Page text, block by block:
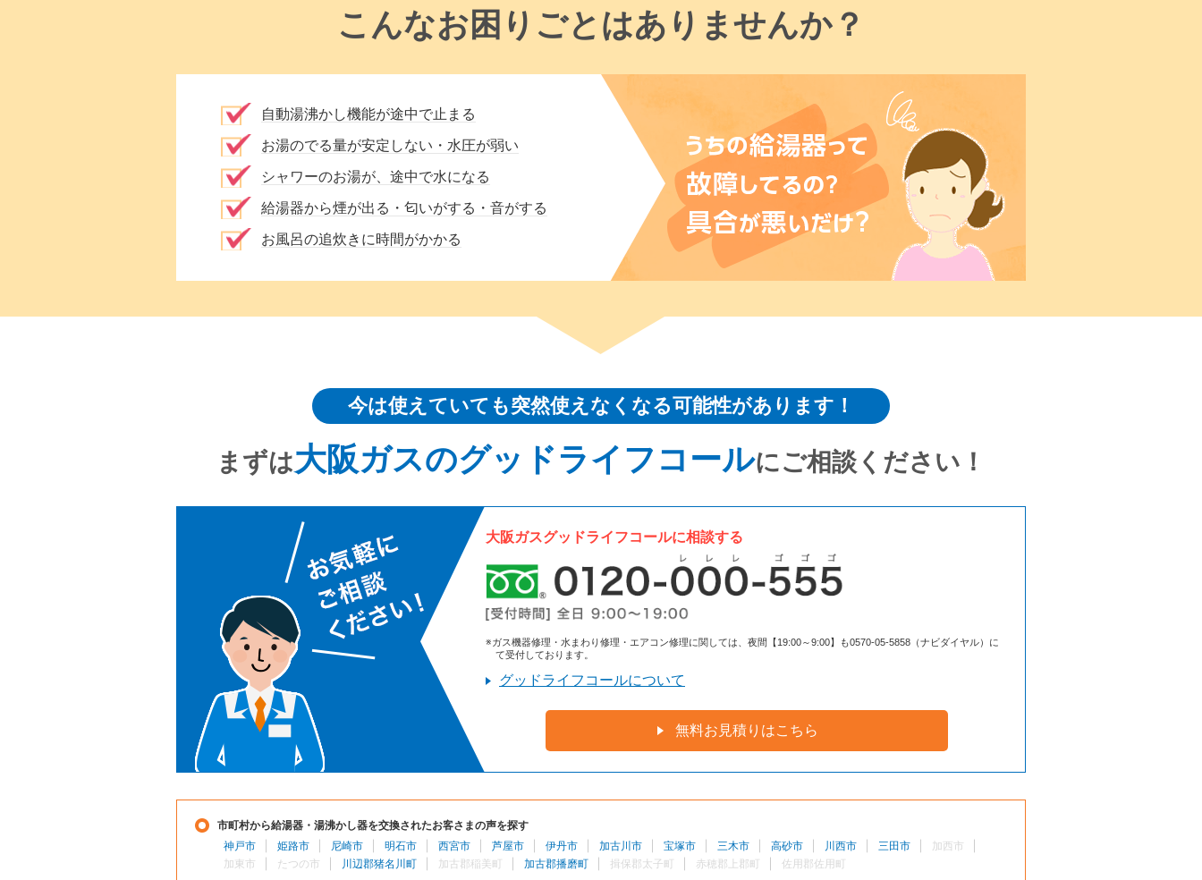
こんなお困りごとはありませんか？
自動湯沸かし機能が途中で止まる
お湯のでる量が安定しない・水圧が弱い
シャワーのお湯が、途中で水になる
給湯器から煙が出る・匂いがする・音がする
お風呂の追炊きに時間がかかる
今は使えていても突然使えなくなる可能性があります！
まずは大阪ガスのグッドライフコールにご相談ください！
大阪ガスグッドライフコールに相談する
※ガス機器修理・水まわり修理・エアコン修理に関しては、夜間【19:00～9:00】も0570-05-5858（ナビダイヤル）に
て受付しております。
グッドライフコールについて
無料お見積りはこちら
市町村から給湯器・湯沸かし器を交換されたお客さまの声を探す
神戸市
姫路市 尼崎市 明石市 西宮市 芦屋市 伊丹市 加古川市 宝塚市 三木市 高砂市 川西市 三田市
加西市
加東市
たつの市 川辺郡猪名川町 加古郡稲美町 加古郡播磨町 揖保郡太子町 赤穂郡上郡町 佐用郡佐用町